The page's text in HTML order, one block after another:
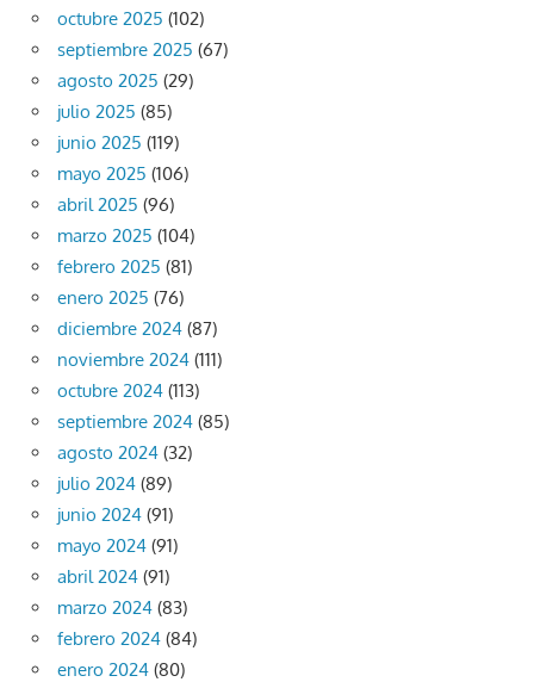
octubre 2025 (102)
septiembre 2025 (67)
agosto 2025 (29)
julio 2025 (85)
junio 2025 (119)
mayo 2025 (106)
abril 2025 (96)
marzo 2025 (104)
febrero 2025 (81)
enero 2025 (76)
diciembre 2024 (87)
noviembre 2024 (111)
octubre 2024 (113)
septiembre 2024 (85)
agosto 2024 (32)
julio 2024 (89)
junio 2024 (91)
mayo 2024 (91)
abril 2024 (91)
marzo 2024 (83)
febrero 2024 (84)
enero 2024 (80)